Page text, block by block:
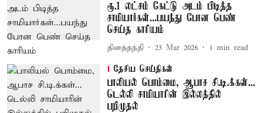
ரூ.1 லட்சம் கேட்டு அடம் பிடித்த
சாமியார்கள்...பயந்து போன பெண்
செய்த காரியம்
தினத்தந்தி 23 Mar 2026 1 min read
தேசிய செய்திகள்
பாலியல் பொம்மை, ஆபாச சி.டி.க்கள்...
டெல்லி சாமியாரின் இல்லத்தில்
பறிமுதல்